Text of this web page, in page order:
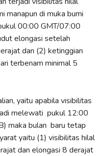
manapun di muka bumi
00:00 GMT/07:00
elongasi setelah
dan (2) ketinggian
terbenam minimal 5
yaitu apabila visibilitas
melewati pukul 12:00
maka bulan baru tetap
yaitu (1) visibilitas hilal
dan elongasi 8 derajat